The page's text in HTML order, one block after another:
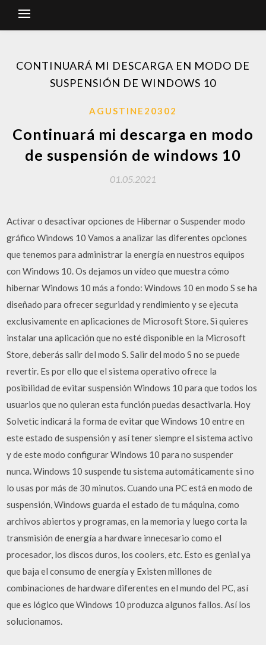
CONTINUARÁ MI DESCARGA EN MODO DE
SUSPENSIÓN DE WINDOWS 10
AGUSTINE20302
Continuará mi descarga en modo
de suspensión de windows 10
01.05.2021
Activar o desactivar opciones de Hibernar o Suspender modo
gráfico Windows 10 Vamos a analizar las diferentes opciones
que tenemos para administrar la energía en nuestros equipos
con Windows 10. Os dejamos un vídeo que muestra cómo
hibernar Windows 10 más a fondo: Windows 10 en modo S se ha
diseñado para ofrecer seguridad y rendimiento y se ejecuta
exclusivamente en aplicaciones de Microsoft Store. Si quieres
instalar una aplicación que no esté disponible en la Microsoft
Store, deberás salir del modo S. Salir del modo S no se puede
revertir. Es por ello que el sistema operativo ofrece la
posibilidad de evitar suspensión Windows 10 para que todos los
usuarios que no quieran esta función puedas desactivarla. Hoy
Solvetic indicará la forma de evitar que Windows 10 entre en
este estado de suspensión y así tener siempre el sistema activo
y de este modo configurar Windows 10 para no suspender
nunca. Windows 10 suspende tu sistema automáticamente si no
lo usas por más de 30 minutos. Cuando una PC está en modo de
suspensión, Windows guarda el estado de tu máquina, como
archivos abiertos y programas, en la memoria y luego corta la
transmisión de energía a hardware innecesario como el
procesador, los discos duros, los coolers, etc. Esto es genial ya
que baja el consumo de energía y Existen millones de
combinaciones de hardware diferentes en el mundo del PC, así
que es lógico que Windows 10 produzca algunos fallos. Así los
solucionamos.